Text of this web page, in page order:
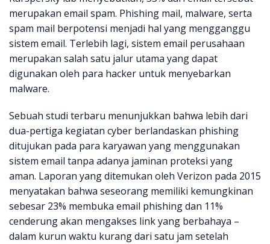
merupakan email spam. Phishing mail, malware, serta
spam mail berpotensi menjadi hal yang mengganggu
sistem email. Terlebih lagi, sistem email perusahaan
merupakan salah satu jalur utama yang dapat
digunakan oleh para hacker untuk menyebarkan
malware.
Sebuah studi terbaru menunjukkan bahwa lebih dari
dua-pertiga kegiatan cyber berlandaskan phishing
ditujukan pada para karyawan yang menggunakan
sistem email tanpa adanya jaminan proteksi yang
aman. Laporan yang ditemukan oleh Verizon pada 2015
menyatakan bahwa seseorang memiliki kemungkinan
sebesar 23% membuka email phishing dan 11%
cenderung akan mengakses link yang berbahaya –
dalam kurun waktu kurang dari satu jam setelah